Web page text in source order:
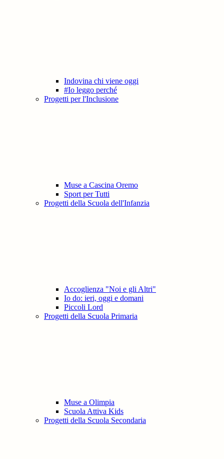
Indovina chi viene oggi
#Io leggo perché
Progetti per l'Inclusione
Muse a Cascina Oremo
Sport per Tutti
Progetti della Scuola dell'Infanzia
Accoglienza "Noi e gli Altri"
Io do: ieri, oggi e domani
Piccoli Lord
Progetti della Scuola Primaria
Muse a Olimpia
Scuola Attiva Kids
Progetti della Scuola Secondaria